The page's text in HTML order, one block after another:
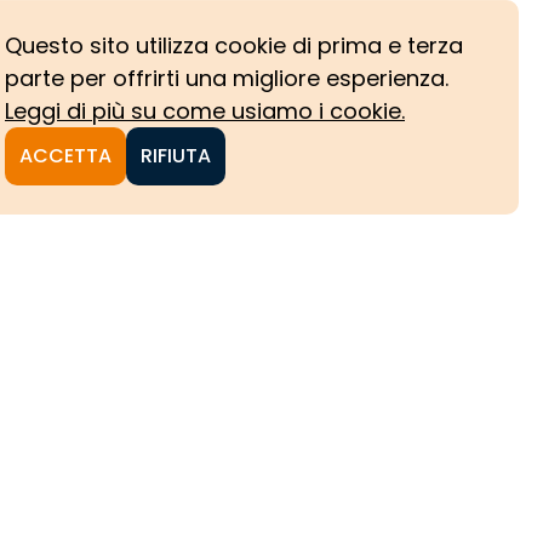
Questo sito utilizza cookie di prima e terza
parte per offrirti una migliore esperienza.
Leggi di più su come usiamo i cookie.
ACCETTA RIFIUTA